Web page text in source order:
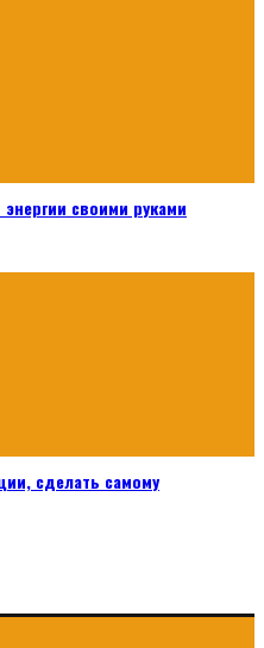
своими руками
сделать самому